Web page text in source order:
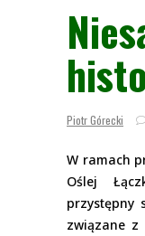
Piotr Górecki
W ramach
Oślej
przystępny
związane z